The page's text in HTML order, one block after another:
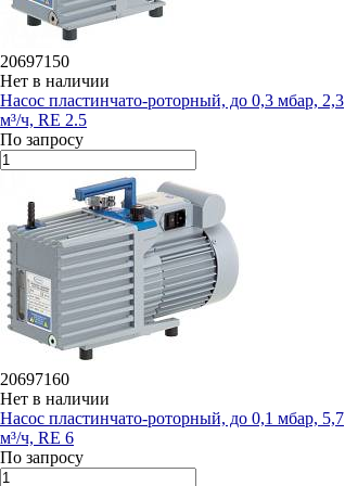
20697150
Нет в наличии
Насос пластинчато-роторный, до 0,3 мбар, 2,3
м³/ч, RE 2.5
По запросу
20697160
Нет в наличии
Насос пластинчато-роторный, до 0,1 мбар, 5,7
м³/ч, RE 6
По запросу